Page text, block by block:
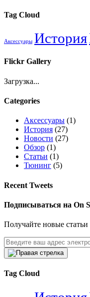
Tag Cloud
Аксессуары История
Flickr Gallery
Загрузка...
Categories
Аксессуары (1)
История (27)
Новости (27)
Обзор (1)
Статьи (1)
Тюнинг (5)
Recent Tweets
Подписываться на On
Получайте новые
Tag Cloud